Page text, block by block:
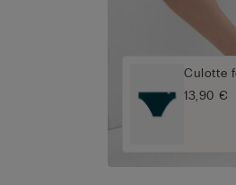
Culotte
13,90 €